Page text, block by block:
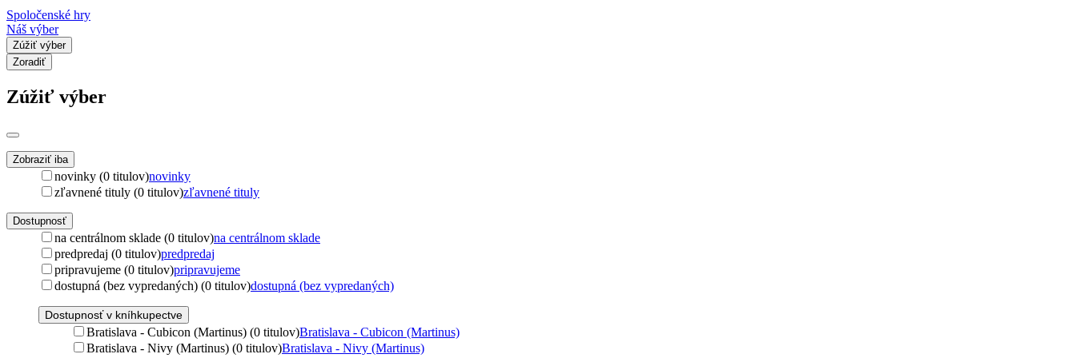
Spoločenské hry
Náš výber
Zúžiť výber
Zoradiť
Zúžiť výber
Zobraziť iba
novinky (0 titulov)novinky
zľavnené tituly (0 titulov)zľavnené tituly
Dostupnosť
na centrálnom sklade (0 titulov)na centrálnom sklade
predpredaj (0 titulov)predpredaj
pripravujeme (0 titulov)pripravujeme
dostupná (bez vypredaných) (0 titulov)dostupná (bez vypredaných)
Dostupnosť v kníhkupectve
Bratislava - Cubicon (Martinus) (0 titulov)Bratislava - Cubicon (Martinus)
Bratislava - Nivy (Martinus) (0 titulov)Bratislava - Nivy (Martinus)